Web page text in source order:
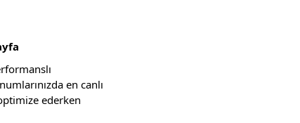
en canlı
ederken